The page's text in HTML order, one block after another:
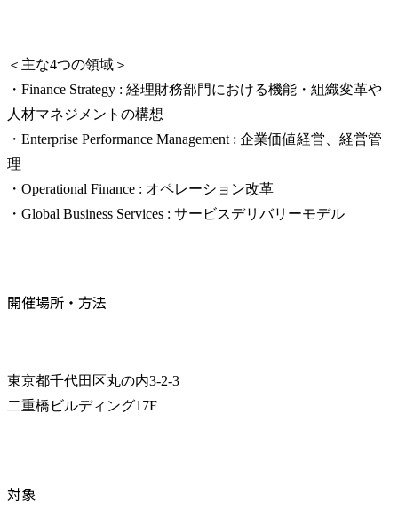
＜主な4つの領域＞
・Finance Strategy : 経理財務部門における機能・組織変革や
人材マネジメントの構想
・Enterprise Performance Management : 企業価値経営、経営管
理
・Operational Finance : オペレーション改革
・Global Business Services : サービスデリバリーモデル
開催場所・方法
東京都千代田区丸の内3-2-3
二重橋ビルディング17F
対象